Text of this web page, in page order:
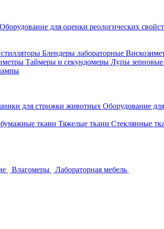
Оборудование для оценки реологических
Блендеры лабораторные
Таймеры и секундомеры Лупы зерновые
для стрижки животных Оборудование
ткани Тяжелые ткани Стеклянные
Влагомеры Лабораторная мебель